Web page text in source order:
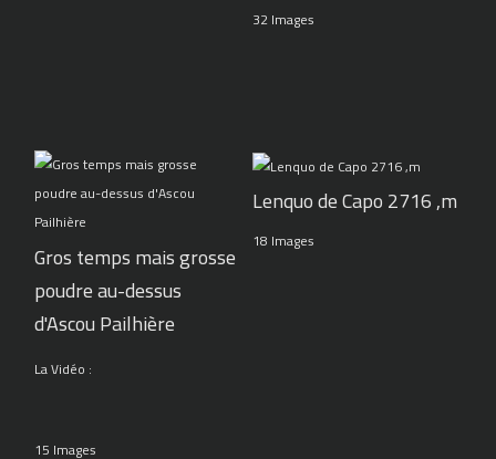
32 Images
Gros temps mais grosse
poudre au-dessus
d'Ascou Pailhière
La Vidéo :
15 Images
Lenquo de Capo 2716 ,m
18 Images